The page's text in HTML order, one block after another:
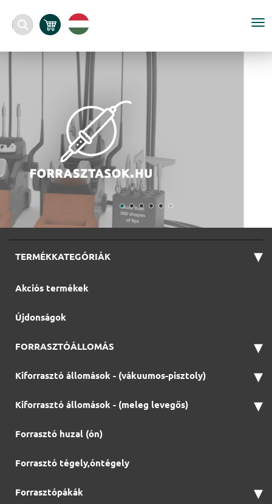
TERMÉKKATEGÓRIÁK ▾
Akciós termékek
Újdonságok
FORRASZTÓÁLLOMÁS ▾
Kiforrasztó állomások - (vákuumos-pisztoly) ▾
Kiforrasztó állomások - (meleg levegős) ▾
Forrasztó huzal (ón)
Forrasztó tégely,óntégely
Forrasztópákák ▾